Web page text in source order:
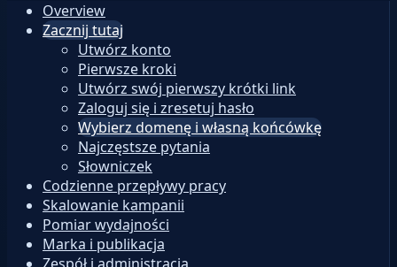
Overview
Zacznij tutaj
Utwórz konto
Pierwsze kroki
Utwórz swój pierwszy krótki link
Zaloguj się i zresetuj hasło
Wybierz domenę i własną końcówkę
Najczęstsze pytania
Słowniczek
Codzienne przepływy pracy
Skalowanie kampanii
Pomiar wydajności
Marka i publikacja